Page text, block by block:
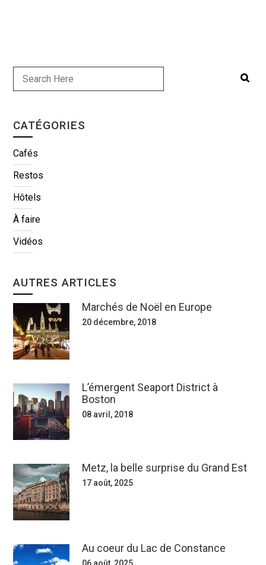
CATÉGORIES
Cafés
Restos
Hôtels
À faire
Vidéos
AUTRES ARTICLES
Marchés de Noël en Europe
20 décembre, 2018
L’émergent Seaport District à
Boston
08 avril, 2018
Metz, la belle surprise du Grand Est
17 août, 2025
Au coeur du Lac de Constance